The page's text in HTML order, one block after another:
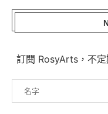
訂閱 RosyArts，不定